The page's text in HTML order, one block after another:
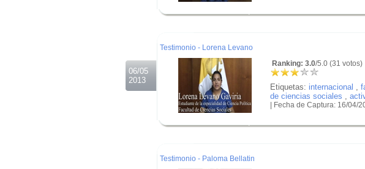
06/05
2013
Testimonio - Lorena Levano
Ranking: 3.0/5.0 (31 votos)
Etiquetas: internacional
de ciencias sociales
| Fecha de Captura: 16/04/
Testimonio - Paloma Bellatin